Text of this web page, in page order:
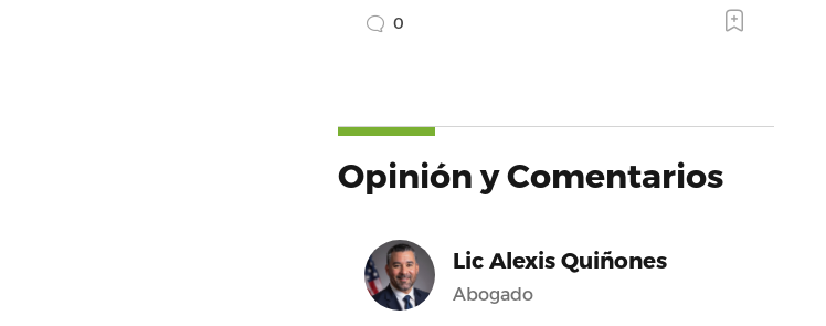
0
Opinión y Comentarios
Lic Alexis Quiñones
Abogado